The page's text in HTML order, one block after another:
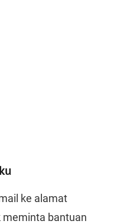
ke alamat
meminta bantuan